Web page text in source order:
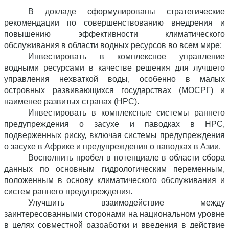
В докладе сформулированы стратегические
рекомендации по совершенствованию внедрения и
повышению эффективности климатического
обслуживания в области водных ресурсов во всем мире:
Инвестировать в комплексное управление
водными ресурсами в качестве решения для лучшего
управления нехваткой воды, особенно в малых
островных развивающихся государствах (МОСРГ) и
наименее развитых странах (НРС).
Инвестировать в комплексные системы раннего
предупреждения о засухе и паводках в НРС,
подверженных риску, включая системы предупреждения
о засухе в Африке и предупреждения о паводках в Азии.
Восполнить пробел в потенциале в области сбора
данных по основным гидрологическим переменным,
положенным в основу климатического обслуживания и
систем раннего предупреждения.
Улучшить взаимодействие между
заинтересованными сторонами на национальном уровне
в целях совместной разработки и введения в действие